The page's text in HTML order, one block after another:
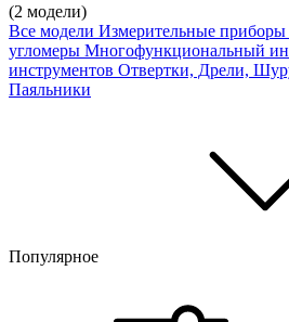
(2 модели)
Все модели Измерительные
угломеры Многофункциональный
инструментов Отвертки, Дрели,
Паяльники
Популярное